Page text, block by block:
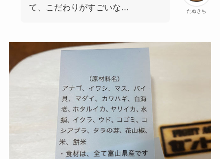
たぬきち
て、こだわりがすごいな…